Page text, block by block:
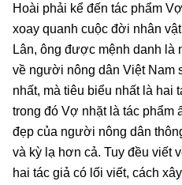
Hoài phải kể đến tác phẩm
xoay quanh cuộc đời nhân
Lân, ông được mệnh danh là
về người nông dân Việt Nam
nhất, mà tiêu biểu nhất là hai
trong đó Vợ nhặt là tác phẩm
đẹp của người nông dân
và kỳ lạ hơn cả. Tuy đều viết
hai tác giả có lối viết, cách